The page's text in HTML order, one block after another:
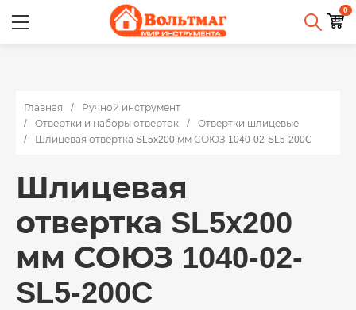
0
Главная
Ручной инструмент
Отвертки и наборы отверток
Отвертки шлицевые
Шлицевая отвертка SL5x200 мм СОЮЗ 1040-02-SL5-200C
Шлицевая
отвертка SL5x200
мм СОЮЗ 1040-02-
SL5-200C